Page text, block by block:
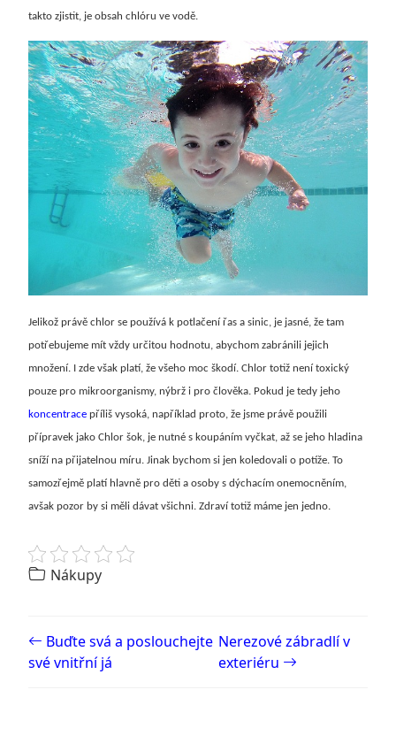
takto zjistit, je obsah chlóru ve vodě.
Jelikož právě chlor se používá k potlačení řas a sinic, je jasné, že tam
potřebujeme mít vždy určitou hodnotu, abychom zabránili jejich
množení. I zde však platí, že všeho moc škodí. Chlor totiž není toxický
pouze pro mikroorganismy, nýbrž i pro člověka. Pokud je tedy jeho
koncentrace příliš vysoká, například proto, že jsme právě použili
přípravek jako Chlor šok, je nutné s koupáním vyčkat, až se jeho hladina
sníží na přijatelnou míru. Jinak bychom si jen koledovali o potíže. To
samozřejmě platí hlavně pro děti a osoby s dýchacím onemocněním,
avšak pozor by si měli dávat všichni. Zdraví totiž máme jen jedno.
Nákupy
Post navigation
Buďte svá a poslouchejte
své vnitřní já
Nerezové zábradlí v
exteriéru